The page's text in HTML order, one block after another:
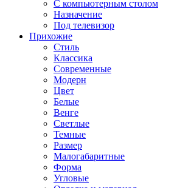
С компьютерным столом
Назначение
Под телевизор
Прихожие
Стиль
Классика
Современные
Модерн
Цвет
Белые
Венге
Светлые
Темные
Размер
Малогабаритные
Форма
Угловые